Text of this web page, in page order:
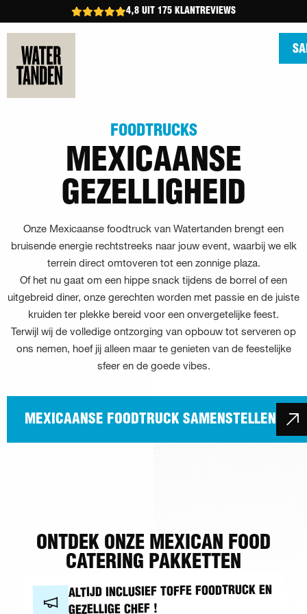
4,8 UIT 175 KLANTREVIEWS
FOODTRUCKS
MEXICAANSE
GEZELLIGHEID
Onze Mexicaanse foodtruck van Watertanden brengt een
bruisende energie rechtstreeks naar jouw event, waarbij we elk
terrein direct omtoveren tot een zonnige plaza.
Of het nu gaat om een hippe snack tijdens de borrel of een
uitgebreid diner, onze gerechten worden met passie en de juiste
kruiden ter plekke bereid voor een onvergetelijke feest.
Terwijl wij de volledige ontzorging van opbouw tot serveren op
ons nemen, hoef jij alleen maar te genieten van de feestelijke
sfeer en de goede vibes.
MEXICAANSE FOODTRUCK SAMENSTELLEN
ONTDEK ONZE MEXICAN FOOD
CATERING PAKKETTEN
ALTIJD INCLUSIEF TOFFE FOODTRUCK EN
GEZELLIGE CHEF !